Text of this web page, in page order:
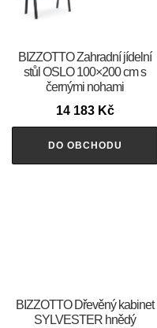
BIZZOTTO Zahradní jídelní
stůl OSLO 100×200 cm s
černými nohami
14 183 Kč
DO OBCHODU
BIZZOTTO Dřevěný kabinet
SYLVESTER hnědý